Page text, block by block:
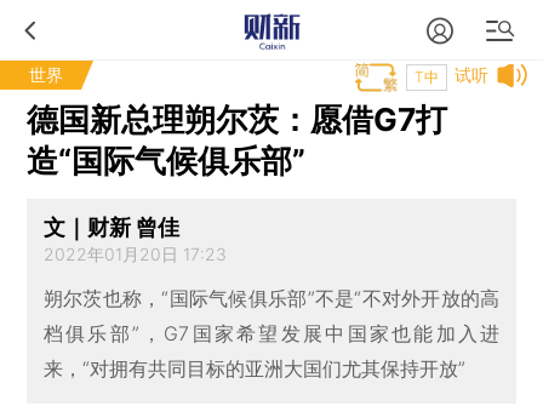
世界 试听
T中
德国新总理朔尔茨：愿借G7打
造“国际气候俱乐部”
文｜财新 曾佳
2022年01月20日 17:23
朔尔茨也称，“国际气候俱乐部”不是“不对外开放的高
档俱乐部”，G7国家希望发展中国家也能加入进
来，“对拥有共同目标的亚洲大国们尤其保持开放”